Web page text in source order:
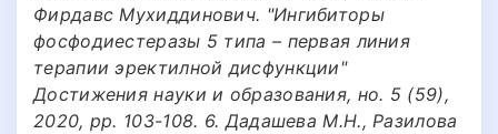
Фирдавс Мухиддинович. "Ингибиторы
фосфодиестеразы 5 типа – первая линия
терапии эректилной дисфункции"
Достижения науки и образования, но. 5 (59),
2020, pp. 103-108. 6. Дадашева М.Н., Разилова